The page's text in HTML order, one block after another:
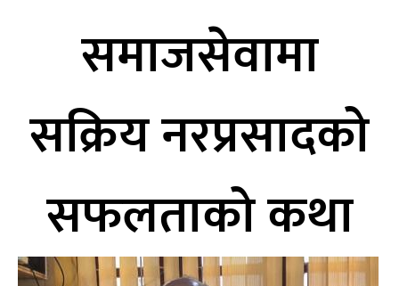
समाजसेवामा
सक्रिय नरप्रसादको
सफलताको कथा